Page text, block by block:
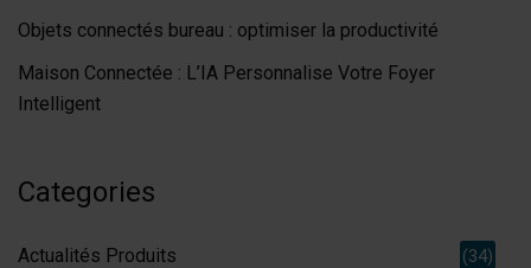
Objets connectés bureau : optimiser la productivité
Maison Connectée : L’IA Personnalise Votre Foyer
Intelligent
Categories
Actualités Produits (34)